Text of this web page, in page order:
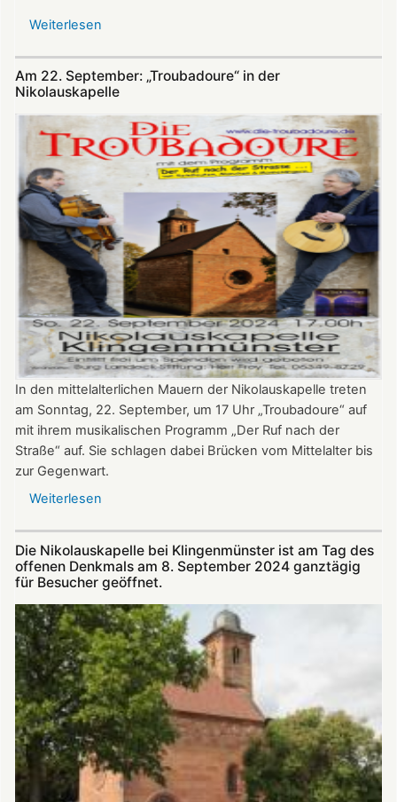
Weiterlesen
Nikolauskapelle
Am 22. September: „Troubadoure“ in der
Nikolauskapelle
In den mittelalterlichen Mauern der Nikolauskapelle treten
am Sonntag, 22. September, um 17 Uhr „Troubadoure“ auf
mit ihrem musikalischen Programm „Der Ruf nach der
Straße“ auf. Sie schlagen dabei Brücken vom Mittelalter bis
zur Gegenwart.
Weiterlesen
September:
„Troubadoure“
in
der
Nikolauskapelle
Die Nikolauskapelle bei Klingenmünster ist am Tag des
offenen Denkmals am 8. September 2024 ganztägig
für Besucher geöffnet.